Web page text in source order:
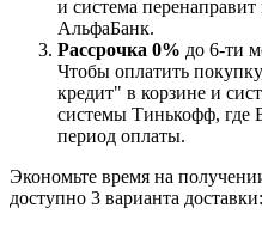
и система
АльфаБанк.
Рассрочка 0% до 6-ти
Чтобы оплатить
кредит" в корзине и
системы Тинькофф, где
период оплаты.
Экономьте время на
доступно 3 варианта доставки: